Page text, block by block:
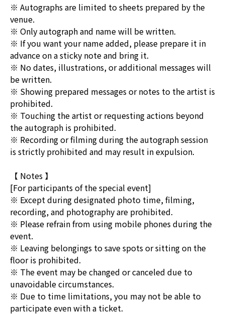
※ Autographs are limited to sheets prepared by the
venue.
※ Only autograph and name will be written.
※ If you want your name added, please prepare it in
advance on a sticky note and bring it.
※ No dates, illustrations, or additional messages will
be written.
※ Showing prepared messages or notes to the artist is
prohibited.
※ Touching the artist or requesting actions beyond
the autograph is prohibited.
※ Recording or filming during the autograph session
is strictly prohibited and may result in expulsion.
【 Notes 】
[For participants of the special event]
※ Except during designated photo time, filming,
recording, and photography are prohibited.
※ Please refrain from using mobile phones during the
event.
※ Leaving belongings to save spots or sitting on the
floor is prohibited.
※ The event may be changed or canceled due to
unavoidable circumstances.
※ Due to time limitations, you may not be able to
participate even with a ticket.